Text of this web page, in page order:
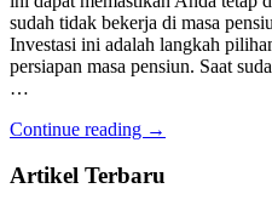
sudah tidak bekerja di masa
Investasi ini adalah langkah
persiapan masa pensiun. Saat
…
Continue reading →
Artikel Terbaru